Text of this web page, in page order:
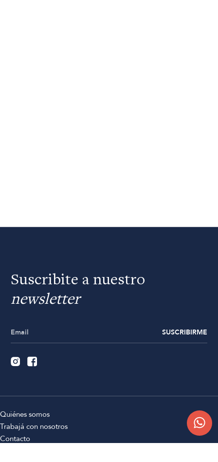
Suscribite a nuestro
newsletter
SUSCRIBIRME
Quiénes somos
Trabajá con nosotros
Contacto